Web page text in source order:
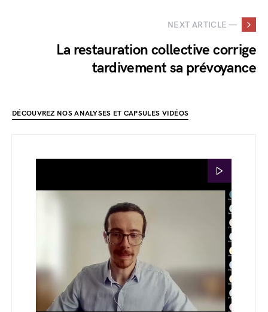
NEXT ARTICLE —
La restauration collective corrige
tardivement sa prévoyance
DÉCOUVREZ NOS ANALYSES ET CAPSULES VIDÉOS